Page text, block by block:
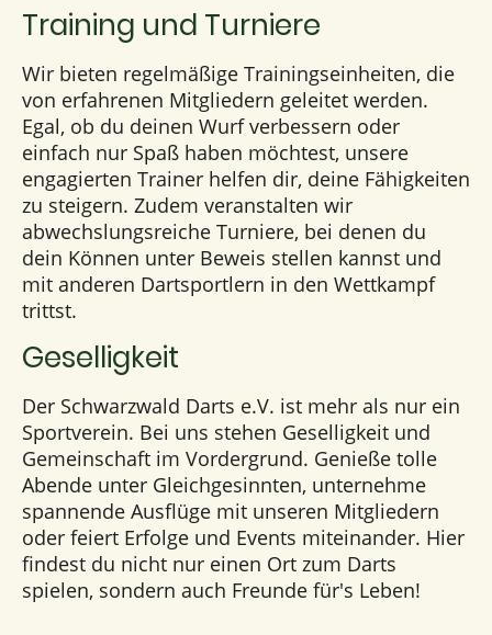
Training und Turniere
Wir bieten regelmäßige Trainingseinheiten, die
von erfahrenen Mitgliedern geleitet werden.
Egal, ob du deinen Wurf verbessern oder
einfach nur Spaß haben möchtest, unsere
engagierten Trainer helfen dir, deine Fähigkeiten
zu steigern. Zudem veranstalten wir
abwechslungsreiche Turniere, bei denen du
dein Können unter Beweis stellen kannst und
mit anderen Dartsportlern in den Wettkampf
trittst.
Geselligkeit
Der Schwarzwald Darts e.V. ist mehr als nur ein
Sportverein. Bei uns stehen Geselligkeit und
Gemeinschaft im Vordergrund. Genieße tolle
Abende unter Gleichgesinnten, unternehme
spannende Ausflüge mit unseren Mitgliedern
oder feiert Erfolge und Events miteinander. Hier
findest du nicht nur einen Ort zum Darts
spielen, sondern auch Freunde für's Leben!